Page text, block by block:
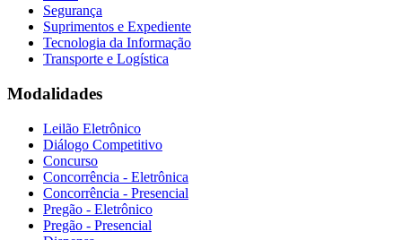
Segurança
Suprimentos e Expediente
Tecnologia da Informação
Transporte e Logística
Modalidades
Leilão Eletrônico
Diálogo Competitivo
Concurso
Concorrência - Eletrônica
Concorrência - Presencial
Pregão - Eletrônico
Pregão - Presencial